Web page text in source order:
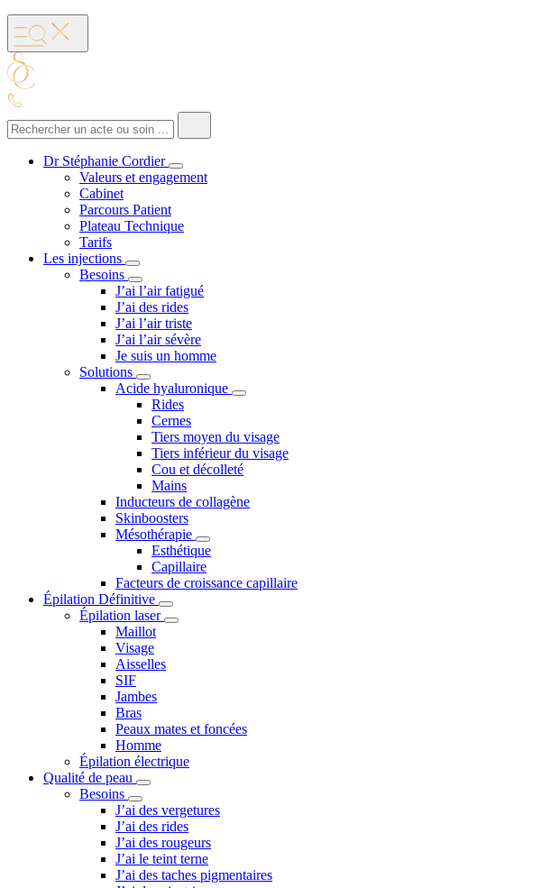
Dr Stéphanie Cordier
Valeurs et engagement
Cabinet
Parcours Patient
Plateau Technique
Tarifs
Les injections
Besoins
J’ai l’air fatigué
J’ai des rides
J’ai l’air triste
J’ai l’air sévère
Je suis un homme
Solutions
Acide hyaluronique
Rides
Cernes
Tiers moyen du visage
Tiers inférieur du visage
Cou et décolleté
Mains
Inducteurs de collagène
Skinboosters
Mésothérapie
Esthétique
Capillaire
Facteurs de croissance capillaire
Épilation Définitive
Épilation laser
Maillot
Visage
Aisselles
SIF
Jambes
Bras
Peaux mates et foncées
Homme
Épilation électrique
Qualité de peau
Besoins
J’ai des vergetures
J’ai des rides
J’ai des rougeurs
J’ai le teint terne
J’ai des taches pigmentaires